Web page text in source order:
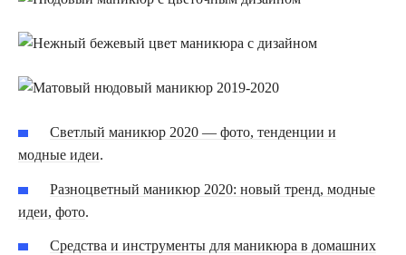
Светлый маникюр 2020 — фото, тенденции и
модные идеи.
Разноцветный маникюр 2020: новый тренд, модные
идеи, фото.
Средства и инструменты для маникюра в домашних